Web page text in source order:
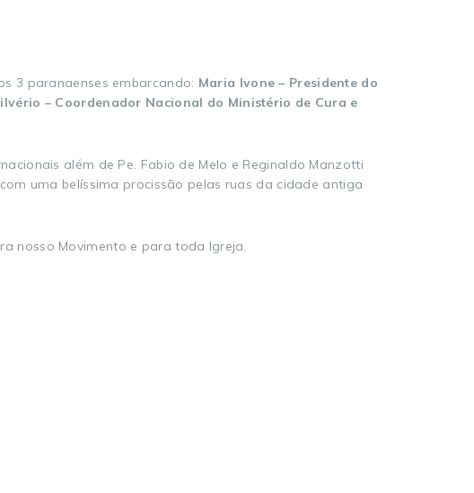
3 paranaenses embarcando: Maria Ivone – Presidente do
– Coordenador Nacional do Ministério de Cura e
além de Pe. Fabio de Melo e Reginaldo Manzotti
uma belíssima procissão pelas ruas da cidade antiga
nosso Movimento e para toda Igreja.